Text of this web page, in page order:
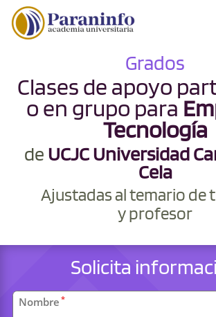
Grados
Clases de apoyo
o en grupo para
Tecnología
de UCJC Universidad
Cela
Ajustadas al temario de
y profesor
Solicita
Datos
personales
Nombre *